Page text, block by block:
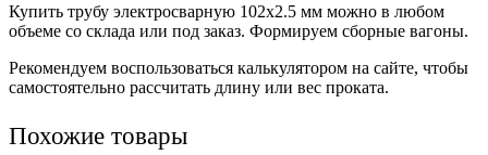
Купить трубу электросварную 102х2.5 мм можно в любом
объеме со склада или под заказ. Формируем сборные вагоны.
Рекомендуем воспользоваться калькулятором на сайте, чтобы
самостоятельно рассчитать длину или вес проката.
Похожие товары